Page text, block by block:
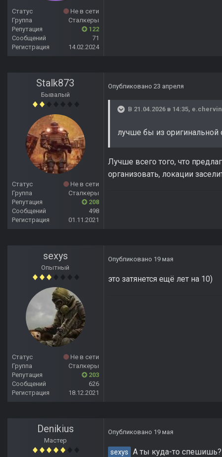
Статус
Не в сети
Группа
Сталкеры
Репутация
122
Сообщений
71
Регистрация
14.02.2024
Stalk873
Бывалый
Статус
Не в сети
Группа
Сталкеры
Репутация
208
Сообщений
498
Регистрация
01.11.2021
Опубликовано 23 апреля
В 21.04.2026 в 14:35,
лучше бы из
Лучше всего того, что
организовать, локации
sexys
Опытный
Статус
Не в сети
Группа
Сталкеры
Репутация
203
Сообщений
626
Регистрация
18.12.2021
Опубликовано 19 мая
это затянется ещё лет на 10)
Denikius
Мастер
Опубликовано 19 мая
sexys А ты куда-то спешишь?